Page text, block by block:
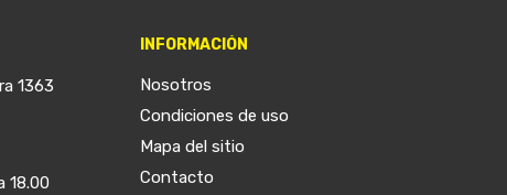
1363
18.00
INFORMACIÓN
Nosotros
Condiciones de uso
Mapa del sitio
Contacto